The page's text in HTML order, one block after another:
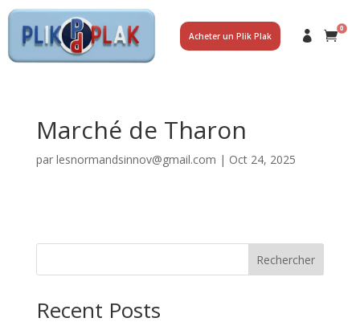
Acheter un Plik Plak
0
Marché de Tharon
par lesnormandsinnov@gmail.com | Oct 24, 2025
Rechercher
Recent Posts